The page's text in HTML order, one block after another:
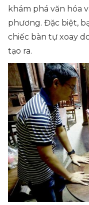
khám phá văn hóa
phương. Đặc biệt,
chiếc bàn tự xoay
tạo ra.